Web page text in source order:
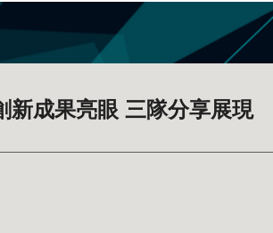
新成果亮眼 三隊分享展現